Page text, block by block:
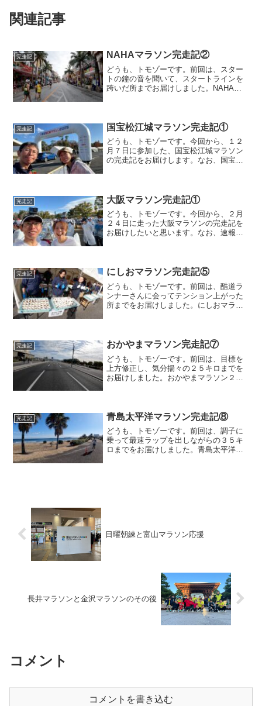
関連記事
完走記 NAHAマラソン完走記②
どうも、トモゾーです。前回は、スター
トの鐘の音を聞いて、スタートラインを
跨いだ所までお届けしました。NAHAマ
曲がるためランナーが右...
完走記 国宝松江城マラソン完走記①
どうも、トモゾーです。今回から、１２
月７日に参加した、国宝松江城マラソン
の完走記をお届けします。なお、国宝松
た事もあり、ブログをまとも...
完走記 大阪マラソン完走記①
どうも、トモゾーです。今回から、２月
２４日に走った大阪マラソンの完走記を
お届けしたいと思います。なお、速報と
らになりますが、まずは、そ...
完走記 にしおマラソン完走記⑤
どうも、トモゾーです。前回は、酷道ラ
ンナーさんに会ってテンション上がった
所までをお届けしました。にしおマラソ
ぎ串が右という案内があ...
完走記 おかやまマラソン完走記⑦
どうも、トモゾーです。前回は、目標を
上方修正し、気分揚々の２５キロまでを
お届けしました。おかやまマラソン２５
で、給食は取りませんでした...
完走記 青島太平洋マラソン完走記⑧
どうも、トモゾーです。前回は、調子に
乗って最速ラップを出しながらの３５キ
ロまでをお届けしました。青島太平洋マ
日曜朝練と富山マラソン応援
長井マラソンと金沢マラソンのその後
コメント
コメントを書き込む